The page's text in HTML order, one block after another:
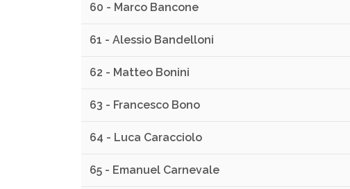
60 - Marco Bancone
61 - Alessio Bandelloni
62 - Matteo Bonini
63 - Francesco Bono
64 - Luca Caracciolo
65 - Emanuel Carnevale